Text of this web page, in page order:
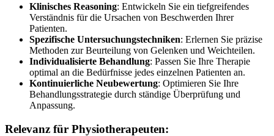
Klinisches Reasoning: Entwickeln Sie ein tiefgreifendes
Verständnis für die Ursachen von Beschwerden Ihrer
Patienten.
Spezifische Untersuchungstechniken: Erlernen Sie präzise
Methoden zur Beurteilung von Gelenken und Weichteilen.
Individualisierte Behandlung: Passen Sie Ihre Therapie
optimal an die Bedürfnisse jedes einzelnen Patienten an.
Kontinuierliche Neubewertung: Optimieren Sie Ihre
Behandlungsstrategie durch ständige Überprüfung und
Anpassung.
Relevanz für Physiotherapeuten: